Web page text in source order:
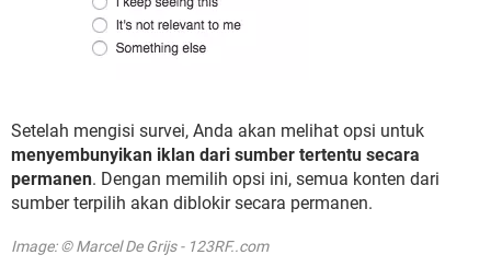
Setelah mengisi survei, Anda akan melihat opsi untuk
menyembunyikan iklan dari sumber tertentu secara
permanen. Dengan memilih opsi ini, semua konten dari
sumber terpilih akan diblokir secara permanen.
Image: © Marcel De Grijs - 123RF..com